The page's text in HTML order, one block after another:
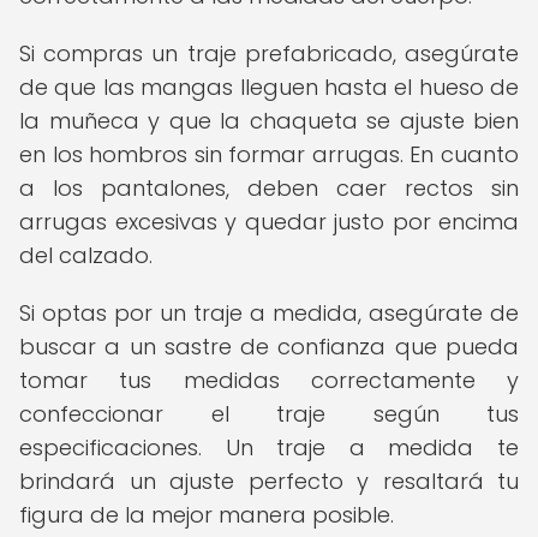
Si compras un traje prefabricado, asegúrate
de que las mangas lleguen hasta el hueso de
la muñeca y que la chaqueta se ajuste bien
en los hombros sin formar arrugas. En cuanto
a los pantalones, deben caer rectos sin
arrugas excesivas y quedar justo por encima
del calzado.
Si optas por un traje a medida, asegúrate de
buscar a un sastre de confianza que pueda
tomar tus medidas correctamente y
confeccionar el traje según tus
especificaciones. Un traje a medida te
brindará un ajuste perfecto y resaltará tu
figura de la mejor manera posible.